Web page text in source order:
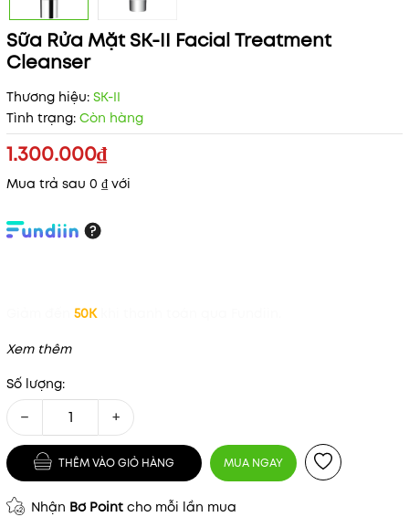
Sữa Rửa Mặt SK-II Facial Treatment
Cleanser
Thương hiệu: SK-II
Tình trạng: Còn hàng
1.300.000₫
Mua trả sau 0 ₫ với
50K
Xem thêm
Số lượng:
− +
THÊM VÀO GIỎ HÀNG MUA NGAY
Nhận Bơ Point cho mỗi lần mua
Mã khuyến mãi:
Điều kiện: